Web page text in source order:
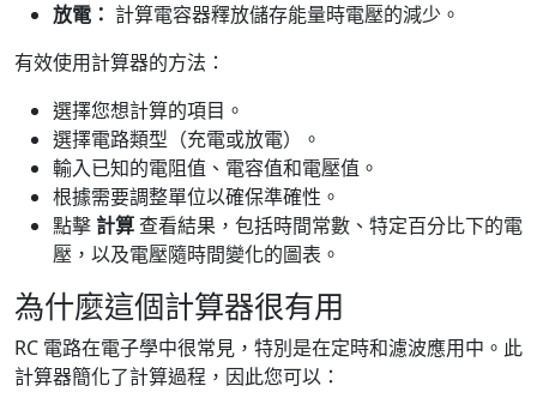
放電： 計算電容器釋放儲存能量時電壓的減少。
有效使用計算器的方法：
選擇您想計算的項目。
選擇電路類型（充電或放電）。
輸入已知的電阻值、電容值和電壓值。
根據需要調整單位以確保準確性。
點擊 計算 查看結果，包括時間常數、特定百分比下的電
壓，以及電壓隨時間變化的圖表。
為什麼這個計算器很有用
RC 電路在電子學中很常見，特別是在定時和濾波應用中。此
計算器簡化了計算過程，因此您可以：